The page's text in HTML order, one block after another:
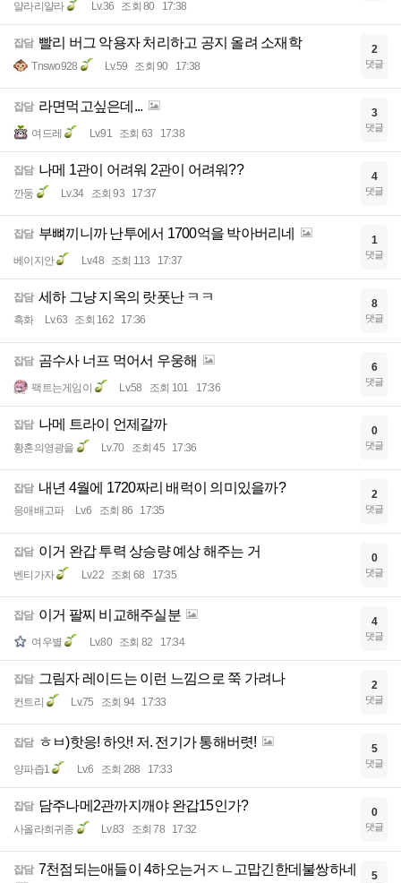
얄라리얄라 Lv.36 조회 80 17:38
잡담 빨리 버그 악용자 처리하고 공지 올려 소재학
Tnswo928 Lv.59 조회 90 17:38
2
댓글
잡담 라면먹고싶은데...
여드레 Lv.91 조회 63 17:38
3
댓글
잡담 나메 1관이 어려워 2관이 어려워??
깐둥 Lv.34 조회 93 17:37
4
댓글
잡담 부뼈끼니까 난투에서 1700억을 박아버리네
베이지안 Lv.48 조회 113 17:37
1
댓글
잡담 세하 그냥 지옥의 랏폿난 ㅋㅋ
흑화 Lv.63 조회 162 17:36
8
댓글
잡담 곰수사 너프 먹어서 우웅해
팩트는게임이 Lv.58 조회 101 17:36
6
댓글
잡담 나메 트라이 언제갈까
황혼의영광을 Lv.70 조회 45 17:36
0
댓글
잡담 내년 4월에 1720짜리 배럭이 의미있을까?
응애배고파 Lv.6 조회 86 17:35
2
댓글
잡담 이거 완갑 투력 상승량 예상 해주는 거
벤티가자 Lv.22 조회 68 17:35
0
댓글
잡담 이거 팔찌 비교해주실분
여우별 Lv.80 조회 82 17:34
4
댓글
잡담 그림자 레이드는 이런 느낌으로 쭉 가려나
컨트리 Lv.75 조회 94 17:33
2
댓글
잡담 ㅎㅂ)핫응! 하앗! 저. 전기가 통해버렷!
양파즙1 Lv.6 조회 288 17:33
5
댓글
잡담 담주나메2관까지깨야 완갑15인가?
사올라희귀종 Lv.83 조회 78 17:32
0
댓글
잡담 7천점되는애들이 4하오는거ㅈㄴ고맙긴한데불쌍하네 5